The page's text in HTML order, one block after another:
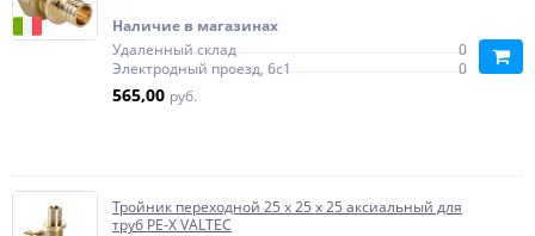
Наличие в магазинах
Удаленный склад
0
Электродный проезд, 6с1
0
565,00 руб.
Тройник переходной 25 x 25 x 25 аксиальный для
труб PE-X VALTEC